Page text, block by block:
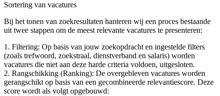
Sortering van vacatures
Bij het tonen van zoekresultaten hanteren wij een proces bestaande
uit twee stappen om de meest relevante vacatures te presenteren:
1. Filtering: Op basis van jouw zoekopdracht en ingestelde filters
(zoals trefwoord, zoekstraal, dienstverband en salaris) worden
vacatures die niet aan deze harde criteria voldoen, uitgesloten.
2. Rangschikking (Ranking): De overgebleven vacatures worden
gerangschikt op basis van een gecombineerde relevantiescore. Deze
score wordt als volgt opgebouwd: